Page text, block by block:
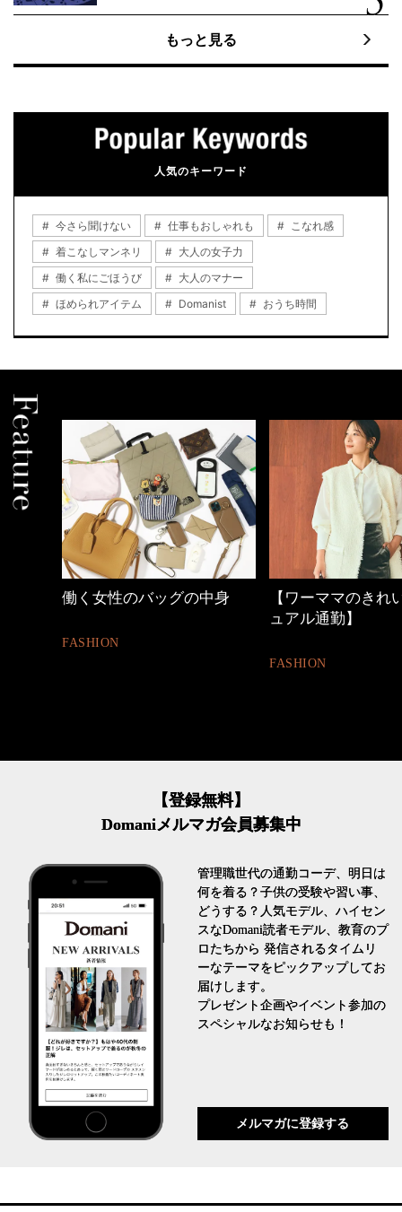
もっと見る
人気のキーワード
今さら聞けない 仕事もおしゃれも
こなれ感
着こなしマンネリ
大人の女子力
働く私にごほうび
大人のマナー
ほめられアイテム
Domanist おうち時間
働く女性のバッグの中身
FASHION
【ワーママのきれ
ュアル通勤】
FASHION
【登録無料】
Domaniメルマガ会員募集中
管理職世代の通勤コーデ、明日は
何を着る？子供の受験や習い事、
どうする？人気モデル、ハイセン
スなDomani読者モデル、教育のプ
ロたちから 発信されるタイムリ
ーなテーマをピックアップしてお
届けします。
プレゼント企画やイベント参加の
スペシャルなお知らせも！
メルマガに登録する